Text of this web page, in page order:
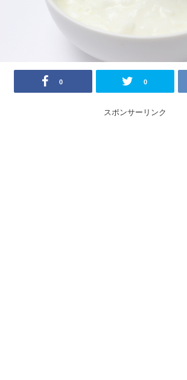
0 0
スポンサーリンク